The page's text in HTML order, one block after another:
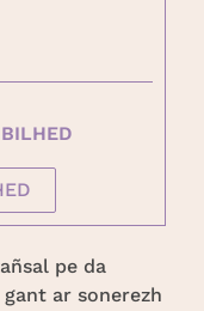
pe da
ar sonerezh